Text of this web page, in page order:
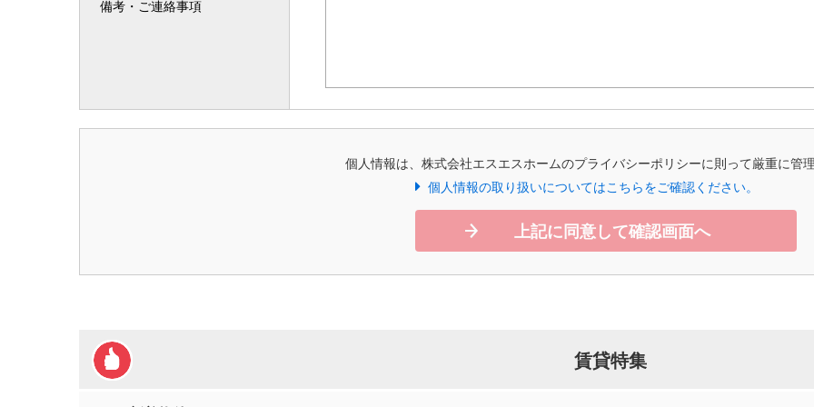
備考・ご連絡事項
個人情報は、株式会社エスエスホームのプライバシーポリシーに則って厳重に管理
個人情報の取り扱いについてはこちらをご確認ください。
上記に同意して確認画面へ
賃貸特集